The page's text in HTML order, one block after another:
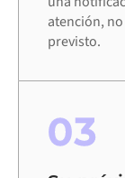
atención,
previsto.
03